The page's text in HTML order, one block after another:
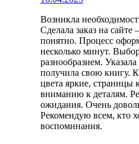
Возникла
Сделала заказ на
понятно. Процесс
несколько минут.
разнообразием.
получила свою книгу.
цвета яркие, страницы
вниманию к деталям.
ожидания. Очень
Рекомендую всем, кто
воспоминания.